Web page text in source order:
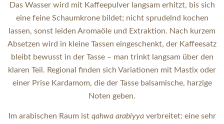
Das Wasser wird mit Kaffeepulver langsam erhitzt, bis sich
eine feine Schaumkrone bildet; nicht sprudelnd kochen
lassen, sonst leiden Aromaöle und Extraktion. Nach kurzem
Absetzen wird in kleine Tassen eingeschenkt, der Kaffeesatz
bleibt bewusst in der Tasse – man trinkt langsam über den
klaren Teil. Regional finden sich Variationen mit Mastix oder
einer Prise Kardamom, die der Tasse balsamische, harzige
Noten geben.
Im arabischen Raum ist qahwa arabiyyaverbreitet: eine sehr